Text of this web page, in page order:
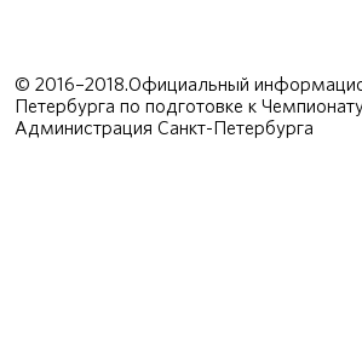
© 2016–2018.Официальный
Петербурга по подготовке к
Администрация Санкт-Петербурга